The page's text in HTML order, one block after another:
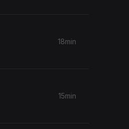
18min
15min